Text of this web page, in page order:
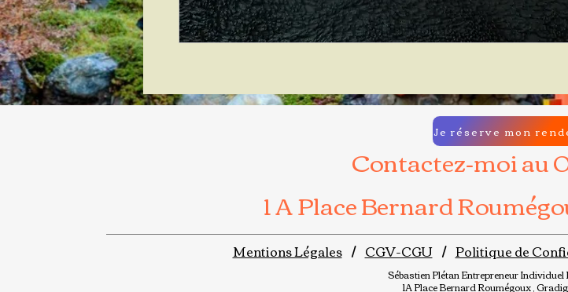
Contactez-moi au
1 A Place Bernard
Je réserve mon
Mentions Légales/ CGV-CGU/ Politique de
Sébastien PlétanEntrepreneur Individuel
1A Place Bernard Roumégoux ,